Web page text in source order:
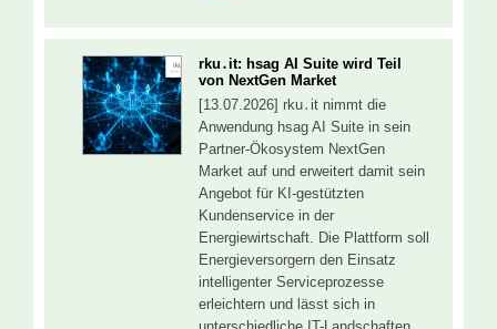
rku․it: hsag AI Suite wird Teil
von NextGen Market
[13.07.2026] rku․it nimmt die
Anwendung hsag AI Suite in sein
Partner-Ökosystem NextGen
Market auf und erweitert damit sein
Angebot für KI-gestützten
Kundenservice in der
Energiewirtschaft. Die Plattform soll
Energieversorgern den Einsatz
intelligenter Serviceprozesse
erleichtern und lässt sich in